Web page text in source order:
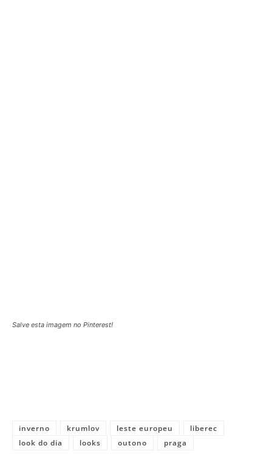
Salve esta imagem no Pinterest!
inverno krumlov leste europeu
liberec
look do dia
looks outono praga